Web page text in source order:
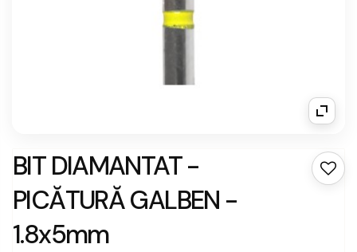
BIT DIAMANTAT -
PICĂTURĂ GALBEN -
1.8x5mm